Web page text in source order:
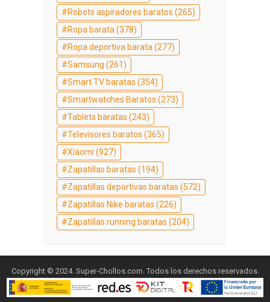
Robots aspiradores baratos (265)
Ropa barata (378)
Ropa deportiva barata (277)
Samsung (261)
Smart TV baratas (354)
Smartwatches Baratos (273)
Tablets baratas (243)
Televisores baratos (365)
Xiaomi (927)
Zapatillas baratas (194)
Zapatillas deportivas baratas (572)
Zapatillas Nike baratas (226)
Zapatillas running baratas (204)
Copyright © 2024. Super-Chollos.com. Todos los derechos reservados.